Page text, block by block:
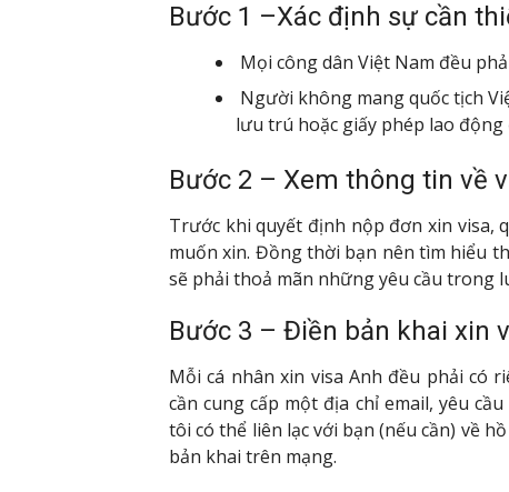
Bước 1 –Xác định sự cần
Mọi công dân Việt Nam đều
Người không mang quốc tịch
lưu trú hoặc giấy phép lao động
Bước 2 – Xem thông tin về
Trước khi quyết định nộp đơn xin visa,
muốn xin. Đồng thời bạn nên tìm hiểu
sẽ phải thoả mãn những yêu cầu trong
Bước 3 – Điền bản khai xin
Mỗi cá nhân xin visa Anh đều phải có
cần cung cấp một địa chỉ email, yêu
tôi có thể liên lạc với bạn (nếu cần) về
bản khai trên mạng.